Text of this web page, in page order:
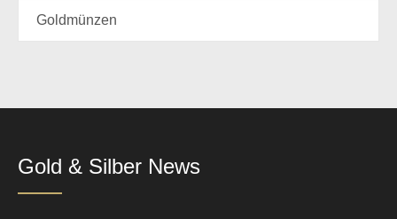
Goldmünzen
Gold & Silber News